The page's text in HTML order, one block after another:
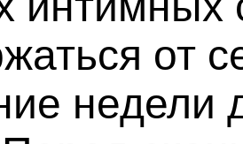
от
недели